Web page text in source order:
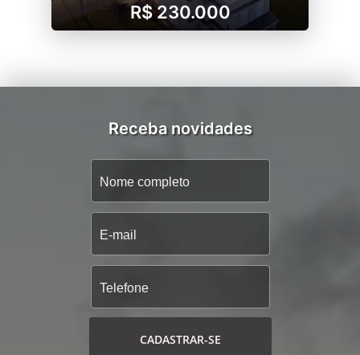
R$ 230.000
Receba novidades
CADASTRAR-SE